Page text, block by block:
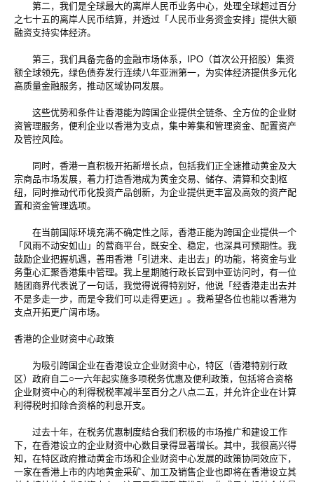
第二，我们是全球最大的离岸人民币业务中心，处理全球超过百分
之七十五的离岸人民币结算，并透过「人民币业务资金安排」提供大额
融资支持实体经济。
第三，我们具备完备的金融市场体系，IPO（首次公开招股）集资
额全球领先，绿色债券发行连续八年亚洲第一，为实体经济提供多元化
高质量金融服务，推动区域协同发展。
这些优势和条件让香港能为跨国企业提供全链条、全方位的企业财
资管理服务，便利企业以香港为支点，集中筹集和管理资金、配置资产
及管控风险。
同时，香港一直积极开拓新增长点，包括我们正全速推动黄金及大
宗商品市场发展，着力打造香港成为黄金交易、储存、清算和交割枢
纽，同时推动代币化投资产品创新，为企业提供更丰富及高效的资产配
置和资金管理选项。
在当前国际环境充满不确定性之际，香港正能为跨国企业提供一个
「风雨不动安如山」的营商平台，既安全、稳定，也深具可预期性。我
鼓励企业把握机遇，善用香港「引进来、走出去」的功能，将资金与业
务重心汇聚香港集中管理。我上星期随行政长官到中亚访问时，有一位
随团商界代表说了一句话，我觉得说得特别好，他说「经香港走出去并
不是多走一步，而是令我们可以走得更远」。我希望各位也能以香港为
支点开拓更广阔市场。
香港的企业财资中心政策
为吸引跨国企业在香港设立企业财资中心，特区（香港特别行政
区）政府自二○一六年起实施多项税务优惠及便利政策，包括将合资格
企业财资中心的利得税税率减半至百分之八点二五，并允许企业在计算
利得税时扣除合资格的利息开支。
过去十年，在税务优惠制度结合我们积极的市场推广和建设工作
下，在香港设立的企业财资中心数目录得显著增长。其中，我很高兴得
知，在特区政府推动黄金市场和企业财资中心发展的政策协同效应下，
一家在香港上市的内地黄金采矿、加工及销售企业也即将在香港设立其